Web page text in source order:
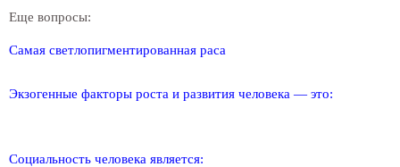
Еще вопросы:
Самая светлопигментированная раса
Экзогенные факторы роста и развития человека — это:
Социальность человека является: